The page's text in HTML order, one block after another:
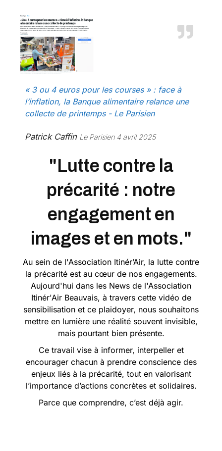
« 3 ou 4 euros pour les courses » : face à
l’inflation, la Banque alimentaire relance une
collecte de printemps - Le Parisien
Patrick Caffin Le Parisien 4 avril 2025
"Lutte contre la
précarité : notre
engagement en
images et en mots."
Au sein de l'Association Itinér’Air, la lutte contre
la précarité est au cœur de nos engagements.
Aujourd'hui dans les News de l'Association
Itinér'Air Beauvais, à travers cette vidéo de
sensibilisation et ce plaidoyer, nous souhaitons
mettre en lumière une réalité souvent invisible,
mais pourtant bien présente.
Ce travail vise à informer, interpeller et
encourager chacun à prendre conscience des
enjeux liés à la précarité, tout en valorisant
l’importance d’actions concrètes et solidaires.
Parce que comprendre, c’est déjà agir.